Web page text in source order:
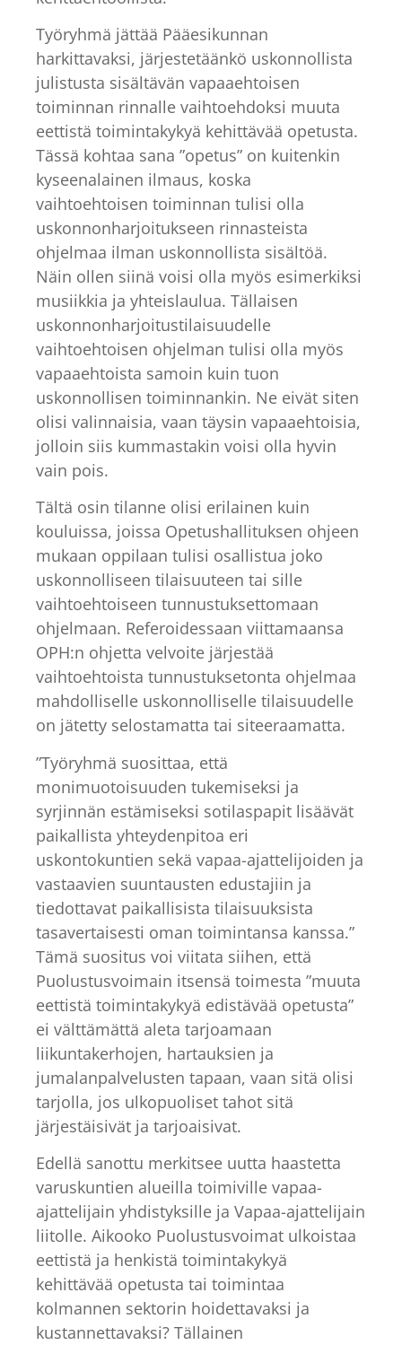
Työryhmä jättää Pääesikunnan
harkittavaksi, järjestetäänkö uskonnollista
julistusta sisältävän vapaaehtoisen
toiminnan rinnalle vaihtoehdoksi muuta
eettistä toimintakykyä kehittävää opetusta.
Tässä kohtaa sana ”opetus” on kuitenkin
kyseenalainen ilmaus, koska
vaihtoehtoisen toiminnan tulisi olla
uskonnonharjoitukseen rinnasteista
ohjelmaa ilman uskonnollista sisältöä.
Näin ollen siinä voisi olla myös esimerkiksi
musiikkia ja yhteislaulua. Tällaisen
uskonnonharjoitustilaisuudelle
vaihtoehtoisen ohjelman tulisi olla myös
vapaaehtoista samoin kuin tuon
uskonnollisen toiminnankin. Ne eivät siten
olisi valinnaisia, vaan täysin vapaaehtoisia,
jolloin siis kummastakin voisi olla hyvin
vain pois.
Tältä osin tilanne olisi erilainen kuin
kouluissa, joissa Opetushallituksen ohjeen
mukaan oppilaan tulisi osallistua joko
uskonnolliseen tilaisuuteen tai sille
vaihtoehtoiseen tunnustuksettomaan
ohjelmaan. Referoidessaan viittamaansa
OPH:n ohjetta velvoite järjestää
vaihtoehtoista tunnustuksetonta ohjelmaa
mahdolliselle uskonnolliselle tilaisuudelle
on jätetty selostamatta tai siteeraamatta.
”Työryhmä suosittaa, että
monimuotoisuuden tukemiseksi ja
syrjinnän estämiseksi sotilaspapit lisäävät
paikallista yhteydenpitoa eri
uskontokuntien sekä vapaa-ajattelijoiden ja
vastaavien suuntausten edustajiin ja
tiedottavat paikallisista tilaisuuksista
tasavertaisesti oman toimintansa kanssa.”
Tämä suositus voi viitata siihen, että
Puolustusvoimain itsensä toimesta ”muuta
eettistä toimintakykyä edistävää opetusta”
ei välttämättä aleta tarjoamaan
liikuntakerhojen, hartauksien ja
jumalanpalvelusten tapaan, vaan sitä olisi
tarjolla, jos ulkopuoliset tahot sitä
järjestäisivät ja tarjoaisivat.
Edellä sanottu merkitsee uutta haastetta
varuskuntien alueilla toimiville vapaa-
ajattelijain yhdistyksille ja Vapaa-ajattelijain
liitolle. Aikooko Puolustusvoimat ulkoistaa
eettistä ja henkistä toimintakykyä
kehittävää opetusta tai toimintaa
kolmannen sektorin hoidettavaksi ja
kustannettavaksi? Tällainen